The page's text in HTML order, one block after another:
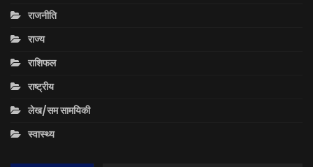
राजनीति
राज्य
राशिफल
राष्ट्रीय
लेख/सम सामयिकी
स्वास्थ्य